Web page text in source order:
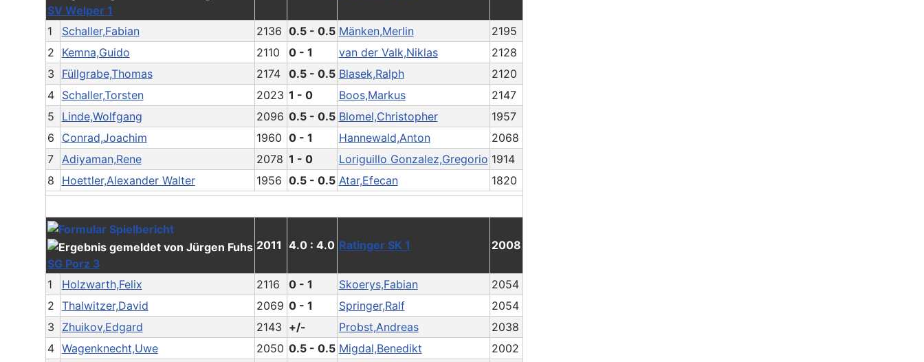
SV Welper 1
1 Schaller,Fabian 2136 0.5 - 0.5 Mänken,Merlin
2195
2
Kemna,Guido 2110 0 - 1 van der Valk,Niklas
2128
3
Füllgrabe,Thomas 2174 0.5 - 0.5 Blasek,Ralph
2120
4
Schaller,Torsten 2023 1 - 0 Boos,Markus
2147
5
Linde,Wolfgang 2096 0.5 - 0.5 Blomel,Christopher
1957
6
Conrad,Joachim 1960 0 - 1 Hannewald,Anton
2068
7
Adiyaman,Rene 2078 1 - 0 Loriguillo Gonzalez,Gregorio 1914
8
Hoettler,Alexander Walter 1956 0.5 - 0.5 Atar,Efecan 1820
SG Porz 3
2011 4.0 : 4.0 Ratinger SK 1 2008
1 Holzwarth,Felix 2116 0 - 1 Skoerys,Fabian
2054
2 Thalwitzer,David 2069 0 - 1 Springer,Ralf
2054
3
Zhuikov,Edgard 2143 +/- Probst,Andreas
2038
4 Wagenknecht,Uwe 2050 0.5 - 0.5 Migdal,Benedikt
2002